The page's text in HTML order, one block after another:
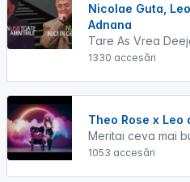
Nicolae Guta,
Adnana
Tare As Vrea
1330 accesări
Theo Rose x Leo
Meritai ceva mai
1053 accesări